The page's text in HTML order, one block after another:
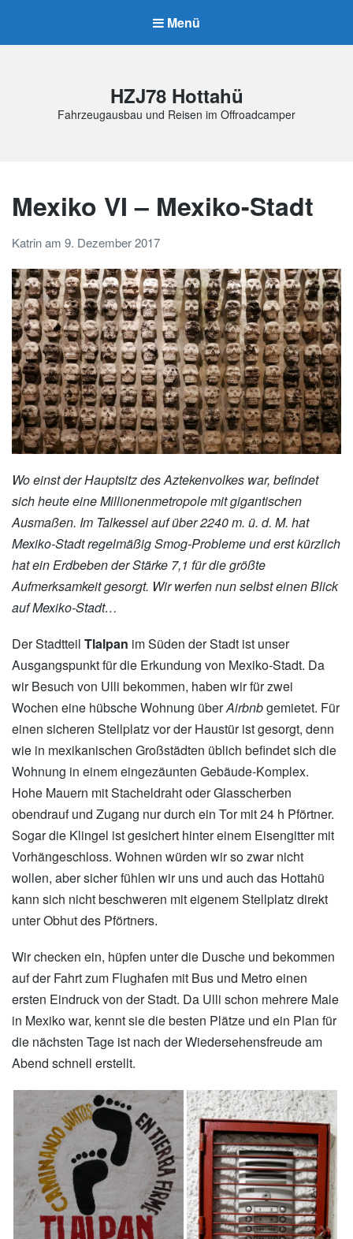
Menü
HZJ78 Hottahü
Fahrzeugausbau und Reisen im Offroadcamper
Mexiko VI – Mexiko-Stadt
Katrinam 9. Dezember 2017
Wo einst der Hauptsitz des Aztekenvolkes war, befindet
sich heute eine Millionenmetropole mit gigantischen
Ausmaßen. Im Talkessel auf über 2240 m. ü. d. M. hat
Mexiko-Stadt regelmäßig Smog-Probleme und erst kürzlich
hat ein Erdbeben der Stärke 7,1 für die größte
Aufmerksamkeit gesorgt. Wir werfen nun selbst einen Blick
auf Mexiko-Stadt…
Der Stadtteil Tlalpan im Süden der Stadt ist unser
Ausgangspunkt für die Erkundung von Mexiko-Stadt. Da
wir Besuch von Ulli bekommen, haben wir für zwei
Wochen eine hübsche Wohnung überAirbnbgemietet. Für
einen sicheren Stellplatz vor der Haustür ist gesorgt, denn
wie in mexikanischen Großstädten üblich befindet sich die
Wohnung in einem eingezäunten Gebäude-Komplex.
Hohe Mauern mit Stacheldraht oder Glasscherben
obendrauf und Zugang nur durch ein Tor mit 24 h Pförtner.
Sogar die Klingel ist gesichert hinter einem Eisengitter mit
Vorhängeschloss. Wohnen würden wir so zwar nicht
wollen, aber sicher fühlen wir uns und auch das Hottahü
kann sich nicht beschweren mit eigenem Stellplatz direkt
unter Obhut des Pförtners.
Wir checken ein, hüpfen unter die Dusche und bekommen
auf der Fahrt zum Flughafen mit Bus und Metro einen
ersten Eindruck von der Stadt. Da Ulli schon mehrere Male
in Mexiko war, kennt sie die besten Plätze und ein Plan für
die nächsten Tage ist nach der Wiedersehensfreude am
Abend schnell erstellt.